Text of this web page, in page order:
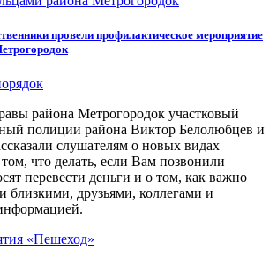
провели профилактическое мероприятие
района Метрогородок участковый
полиции района Виктор Белолюбцев и
слушателям о новых видах
что делать, если Вам позвонили
перевести деньги и о том, как важно
близкими, друзьями, коллегами и